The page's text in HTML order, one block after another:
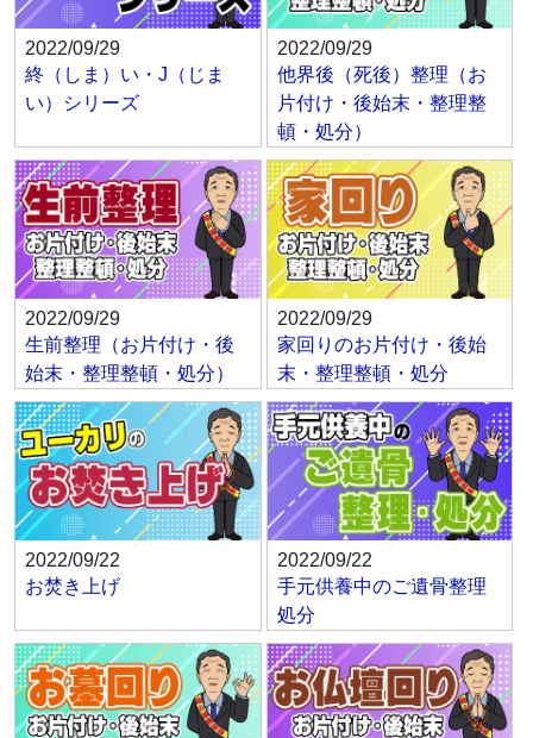
2022/09/29
終（しま）い・J（じま
い）シリーズ
2022/09/29
他界後（死後）整理（お
片付け・後始末・整理整
頓・処分）
2022/09/29
生前整理（お片付け・後
始末・整理整頓・処分）
2022/09/29
家回りのお片付け・後始
末・整理整頓・処分
2022/09/22
お焚き上げ
2022/09/22
手元供養中のご遺骨整理
処分